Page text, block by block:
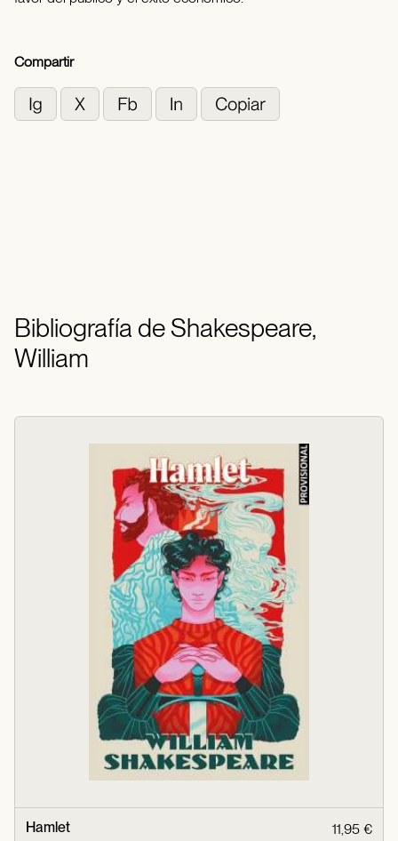
Compartir
Bibliografía de Shakespeare,
William
Hamlet 11,95 €